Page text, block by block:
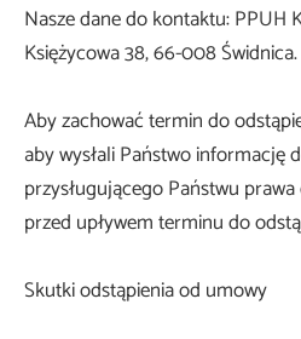
Nasze dane do kontaktu: PPUH
Księżycowa 38, 66-008 Świdnica.
Aby zachować termin do
aby wysłali Państwo informację
przysługującego Państwu
przed upływem terminu do
Skutki odstąpienia od umowy